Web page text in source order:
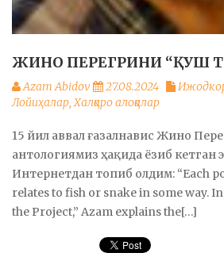
ЖИНО ПЕРЕГРИНИ “ҚУШ
Azam Abidov 27.08.2024
Лойиҳалар, Халқаро алоқалар
15 йил аввал ғазалнавис Жино
антологиямиз ҳақида ёзиб кетган
Интернетдан топиб олдим: “Each
relates to fish or snake in some way.
the Project,” Azam explains the[…]